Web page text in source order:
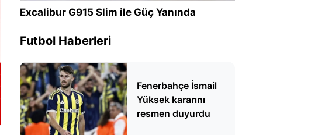
Excalibur G915 Slim ile Güç Yanında
Futbol Haberleri
Fenerbahçe İsmail
Yüksek kararını
resmen duyurdu